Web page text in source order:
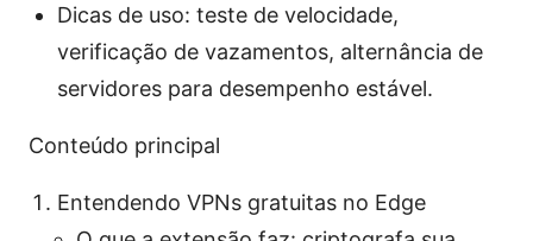
Dicas de uso: teste de velocidade,
verificação de vazamentos, alternância de
servidores para desempenho estável.
Conteúdo principal
Entendendo VPNs gratuitas no Edge